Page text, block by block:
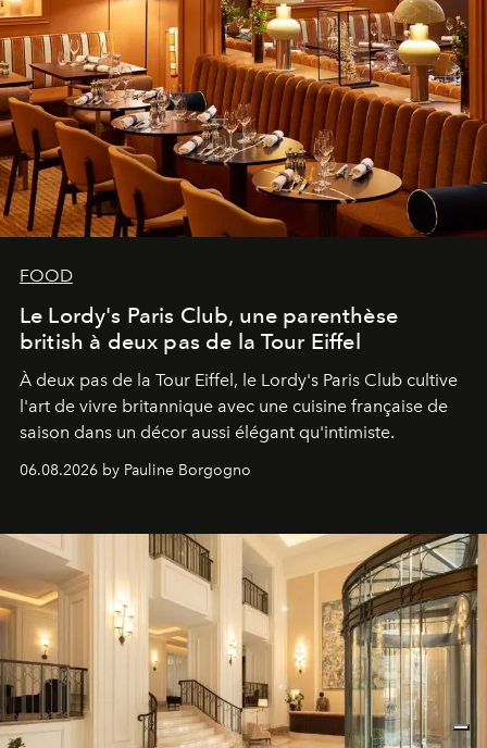
FOOD
Le Lordy's Paris Club, une parenthèse
british à deux pas de la Tour Eiffel
À deux pas de la Tour Eiffel, le Lordy's Paris Club cultive
l'art de vivre britannique avec une cuisine française de
saison dans un décor aussi élégant qu'intimiste.
06.08.2026 by Pauline Borgogno